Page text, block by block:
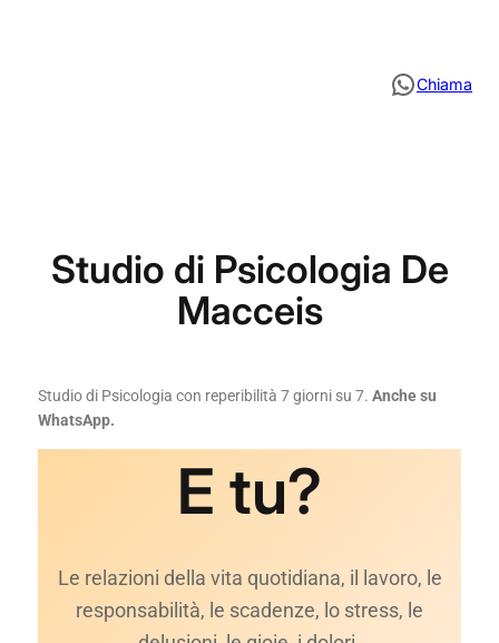
Chiama
Studio di Psicologia De
Macceis
Studio di Psicologia con reperibilità 7 giorni su 7. Anche su
WhatsApp.
E tu?
Le relazioni della vita quotidiana, il lavoro, le
responsabilità, le scadenze, lo stress, le